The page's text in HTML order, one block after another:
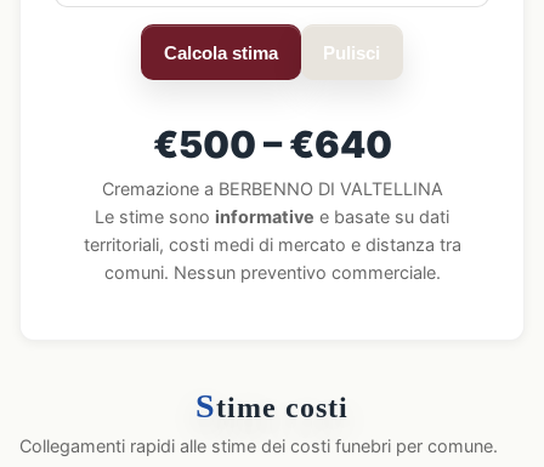
Calcola stima Pulisci
€500 – €640
Cremazione a BERBENNO DI VALTELLINA
Le stime sono informative e basate su dati
territoriali, costi medi di mercato e distanza tra
comuni. Nessun preventivo commerciale.
Stime costi
Collegamenti rapidi alle stime dei costi funebri per comune.